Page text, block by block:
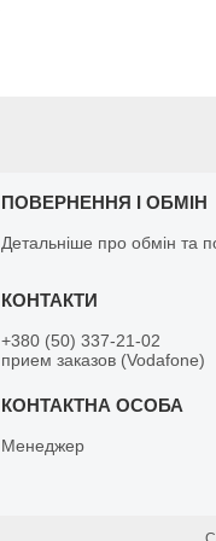
ПОВЕРНЕННЯ І ОБМІН
Детальніше про обмін та
+380 (50) 337-21-02
прием заказов (Vodafone)
Менеджер